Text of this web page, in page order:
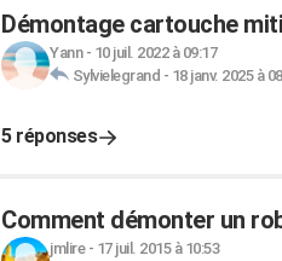
Démontage cartouche
Yann- 10 juil. 2022 à 09:17
Sylvielegrand - 18 janv. 2025 à
5 réponses
Comment démonter un
jmlire- 17 juil. 2015 à 10:53